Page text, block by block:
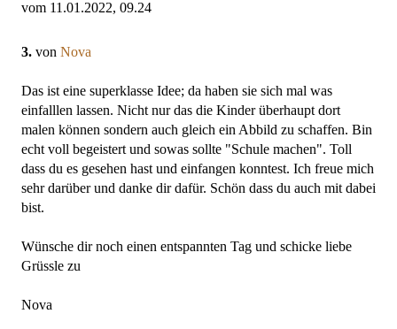
vom 11.01.2022, 09.24
3. von Nova
Das ist eine superklasse Idee; da haben sie sich mal was
einfalllen lassen. Nicht nur das die Kinder überhaupt dort
malen können sondern auch gleich ein Abbild zu schaffen. Bin
echt voll begeistert und sowas sollte "Schule machen". Toll
dass du es gesehen hast und einfangen konntest. Ich freue mich
sehr darüber und danke dir dafür. Schön dass du auch mit dabei
bist.
Wünsche dir noch einen entspannten Tag und schicke liebe
Grüssle zu
Nova